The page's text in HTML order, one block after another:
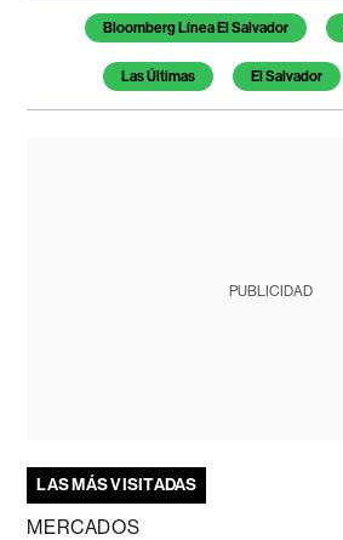
Temas de este artículo
Bloomberg Línea El Salvador
Las Últimas El Salvador
PUBLICIDAD
LAS MÁS VISITADAS
MERCADOS